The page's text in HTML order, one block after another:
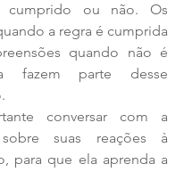
cumprido ou não. Os
a regra é cumprida
quando não é
fazem parte desse
conversar com a
suas reações à
para que ela aprenda a